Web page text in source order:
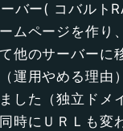
バー( コバルト
ムページを作り
他のサーバーに
運用やめる理由
した（独立ドメ
時にＵＲＬも変